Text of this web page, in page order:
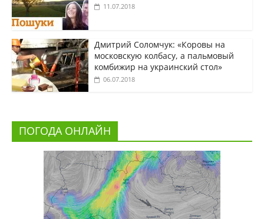
11.07.2018
Дмитрий Соломчук: «Коровы на
московскую колбасу, а пальмовый
комбижир на украинский стол»
06.07.2018
ПОГОДА ОНЛАЙН